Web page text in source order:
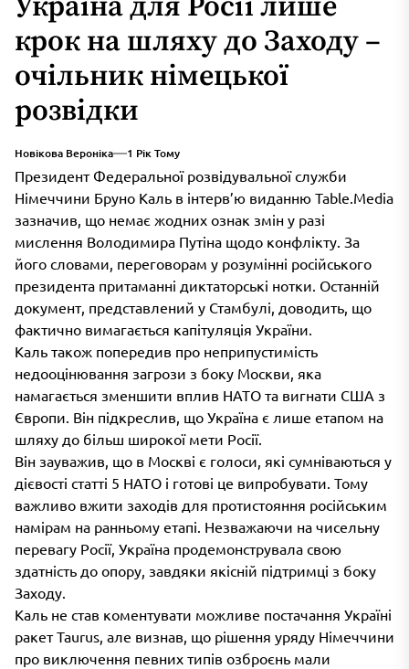
Україна для Росії лише
крок на шляху до Заходу –
очільник німецької
розвідки
Новікова Вероніка 1 Рік Тому
Президент Федеральної розвідувальної служби
Німеччини Бруно Каль в інтерв’ю виданню Table.Media
зазначив, що немає жодних ознак змін у разі
мислення Володимира Путіна щодо конфлікту. За
його словами, переговорам у розумінні російського
президента притаманні диктаторські нотки. Останній
документ, представлений у Стамбулі, доводить, що
фактично вимагається капітуляція України.
Каль також попередив про неприпустимість
недооцінювання загрози з боку Москви, яка
намагається зменшити вплив НАТО та вигнати США з
Європи. Він підкреслив, що Україна є лише етапом на
шляху до більш широкої мети Росії.
Він зауважив, що в Москві є голоси, які сумніваються у
дієвості статті 5 НАТО і готові це випробувати. Тому
важливо вжити заходів для протистояння російським
намірам на ранньому етапі. Незважаючи на чисельну
перевагу Росії, Україна продемонструвала свою
здатність до опору, завдяки якісній підтримці з боку
Заходу.
Каль не став коментувати можливе постачання Україні
ракет Taurus, але визнав, що рішення уряду Німеччини
про виключення певних типів озброєнь мали